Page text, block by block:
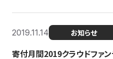
2019.11.14 お知らせ
寄付月間2019クラウドファ